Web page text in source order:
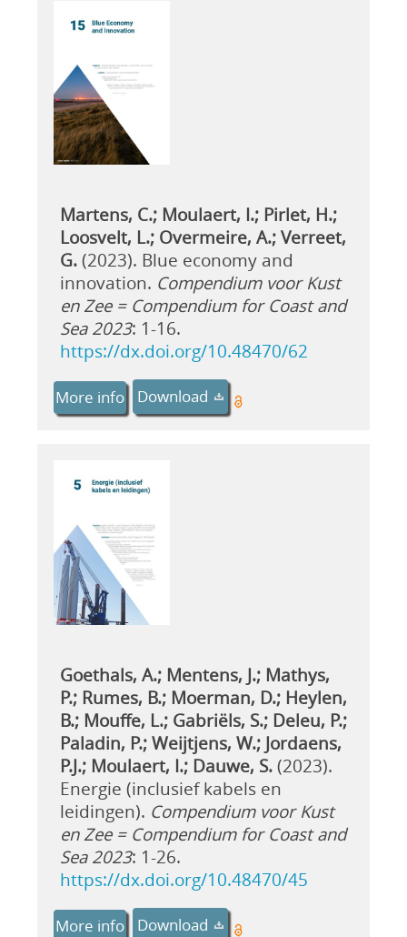
Martens, C.; Moulaert, I.; Pirlet, H.;
Loosvelt, L.; Overmeire, A.; Verreet,
G.(2023). Blue economy and
innovation. Compendium voor Kust
en Zee = Compendium for Coast and
Sea 2023: 1-16.
https://dx.doi.org/10.48470/62
More info Download
Goethals, A.; Mentens, J.; Mathys,
P.; Rumes, B.; Moerman, D.; Heylen,
B.; Mouffe, L.; Gabriëls, S.; Deleu, P.;
Paladin, P.; Weijtjens, W.; Jordaens,
P.J.; Moulaert, I.; Dauwe, S.(2023).
Energie (inclusief kabels en
leidingen). Compendium voor Kust
en Zee = Compendium for Coast and
Sea 2023: 1-26.
https://dx.doi.org/10.48470/45
More info Download